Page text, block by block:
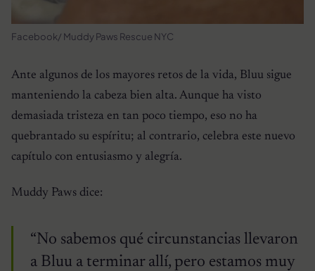
Facebook/ Muddy Paws Rescue NYC
Ante algunos de los mayores retos de la vida, Bluu sigue
manteniendo la cabeza bien alta. Aunque ha visto
demasiada tristeza en tan poco tiempo, eso no ha
quebrantado su espíritu; al contrario, celebra este nuevo
capítulo con entusiasmo y alegría.
Muddy Paws dice:
“No sabemos qué circunstancias llevaron
a Bluu a terminar allí, pero estamos muy